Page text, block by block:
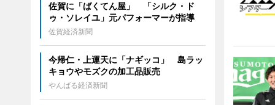
佐賀に「ばくてん屋」 「シルク・ド
ゥ・ソレイユ」元パフォーマーが指導
佐賀経済新聞
今帰仁・上運天に「ナギッコ」 島ラッ
キョウやモズクの加工品販売
やんばる経済新聞